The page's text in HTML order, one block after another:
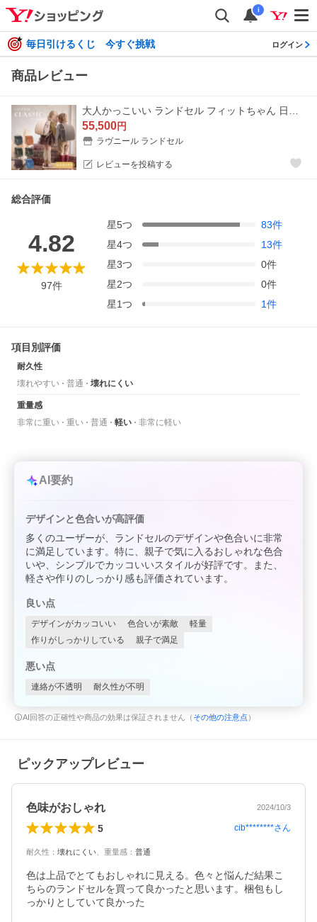
i
毎日引けるくじ 今すぐ挑戦 ログイン
商品レビュー
55,500円
ラヴニール ランドセル
レビューを投稿する
総合評価
4.82
97件
星5つ 83件
星4つ 13件
星3つ 0件
星2つ 0件
星1つ 1件
項目別評価
耐久性
壊れやすい
普通 壊れにくい
重量感
非常に重い
重い 普通 軽い 非常に軽い
AI要約
デザインと色合いが高評価
多くのユーザーが、ランドセルのデザインや色合いに非常
に満足しています。特に、親子で気に入るおしゃれな色合
いや、シンプルでカッコいいスタイルが好評です。また、
軽さや作りのしっかり感も評価されています。
良い点
デザインがカッコいい 色合いが素敵
軽量
作りがしっかりしている
親子で満足
悪い点
連絡が不透明 耐久性が不明
AI回答の正確性や商品の効果は保証されません（ その他の注意点 ）
ピックアップレビュー
色味がおしゃれ 2024/10/3
5 cib********さん
耐久性 ： 壊れにくい 重量感 ： 普通
色は上品でとてもおしゃれに見える。色々と悩んだ結果こ
ちらのランドセルを買って良かったと思います。梱包もし
っかりとしていて良かった